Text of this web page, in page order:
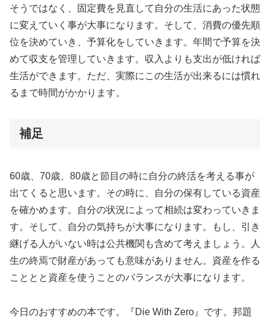
そうではなく、固定費を見直して自分の生活にあった状態
に変えていく事が大事になります。そして、消費の優先順
位を決めていき、予算化をしていきます。年間で予算を決
めて収支を管理していきます。収入よりも支出が低ければ
生活ができます。ただ、実際にこの生活が出来るには慣れ
るまで時間がかかります。
補足
60歳、70歳、80歳と節目の時に自分の終活を考える事が
出てくると思います。その時に、自分の保有している資産
を確かめます。自分の状況によって相続は変わっていきま
す。そして、自分の気持ちが大事になります。もし、引き
継げる人がいない時は公共機関も含めて考えましょう。人
生の終焉で財産があっても意味がありません。資産を作る
こととと資産を使うことのバランスが大事になります。
今日のおすすめの本です。『Die With Zero』です。邦題